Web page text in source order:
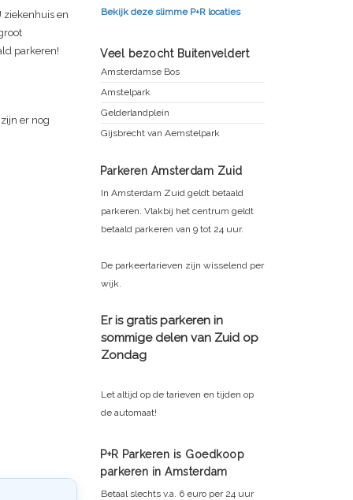
ziekenhuis en
parkeren!
er nog
Bekijk deze slimme P+R locaties
Veel bezocht Buitenveldert
Amsterdamse Bos
Amstelpark
Gelderlandplein
Gijsbrecht van Aemstelpark
Parkeren Amsterdam Zuid
In Amsterdam Zuid geldt betaald
parkeren. Vlakbij het centrum geldt
betaald parkeren van 9 tot 24 uur.
De parkeertarieven zijn wisselend per
wijk.
Er is gratis parkeren in
sommige delen van Zuid op
Zondag
Let altijd op de tarieven en tijden op
de automaat!
P+R Parkeren is Goedkoop
parkeren in Amsterdam
Betaal slechts v.a. 6 euro per 24 uur